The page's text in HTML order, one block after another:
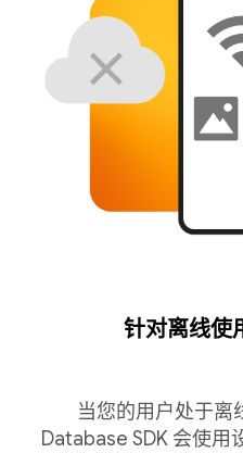
针对离线使
当您的用户处于离
Database SDK 会使用